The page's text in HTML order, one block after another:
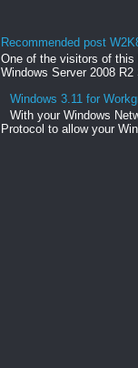
Recommended post
One of the visitors of this
Windows Server 2008 R2
Windows 3.11 for
With your Windows
Protocol to allow your